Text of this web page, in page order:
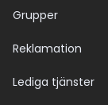
Grupper
Reklamation
Lediga tjänster